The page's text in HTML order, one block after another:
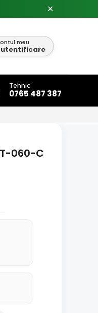
✕
meu
Tehnic
0765 487 387
060-C